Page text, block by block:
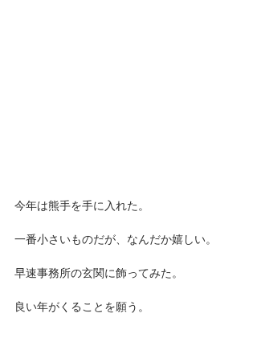
今年は熊手を手に入れた。
一番小さいものだが、なんだか嬉しい。
早速事務所の玄関に飾ってみた。
良い年がくることを願う。